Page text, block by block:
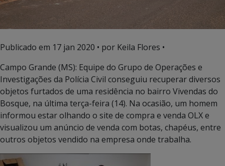
Publicado em 17 jan 2020 • por Keila Flores •
Campo Grande (MS): Equipe do Grupo de Operações e
Investigações da Polícia Civil conseguiu recuperar diversos
objetos furtados de uma residência no bairro Vivendas do
Bosque, na última terça-feira (14). Na ocasião, um homem
informou estar olhando o site de compra e venda OLX e
visualizou um anúncio de venda com botas, chapéus, entre
outros objetos vendido na empresa onde trabalha.